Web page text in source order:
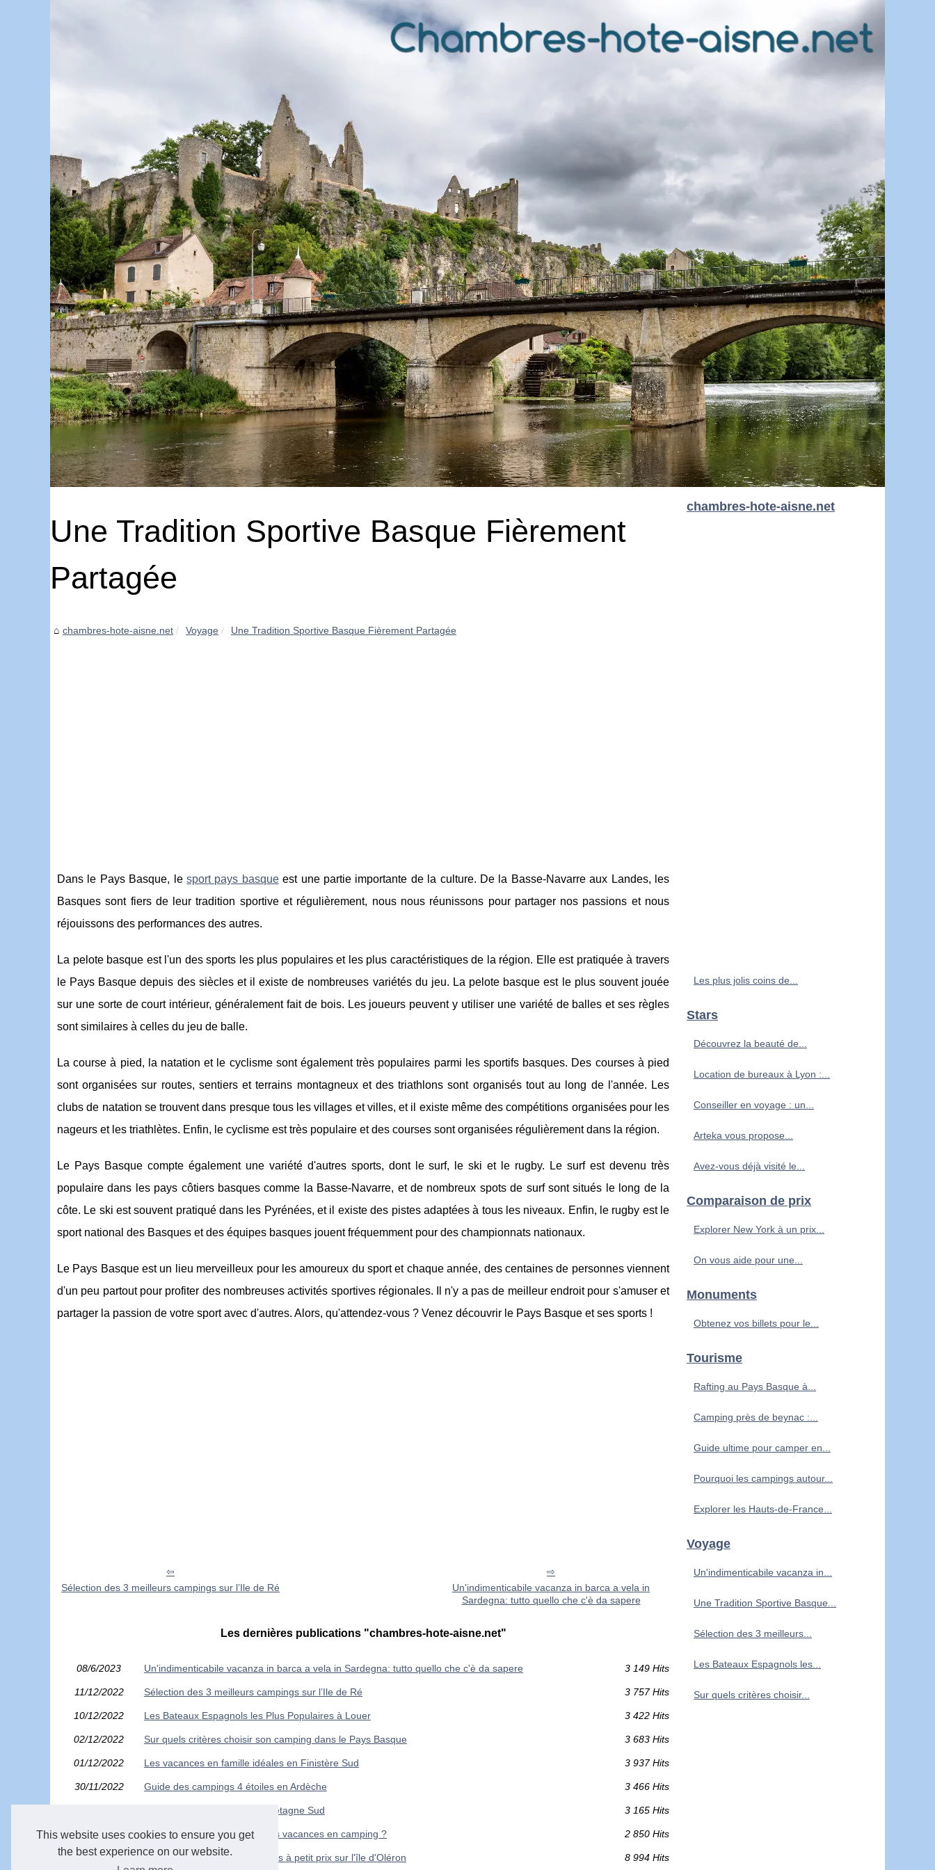
This website uses cookies to ensure you get
the best experience on our website.
Une Tradition Sportive Basque Fièrement
Partagée
chambres-hote-aisne.net Voyage Une Tradition Sportive Basque Fièrement Partagée
Dans le Pays Basque, le sport pays basqueest une partie importante de la culture. De la Basse-Navarre aux Landes, les
Basques sont fiers de leur tradition sportive et régulièrement, nous nous réunissons pour partager nos passions et nous
réjouissons des performances des autres.
La pelote basque est l'un des sports les plus populaires et les plus caractéristiques de la région. Elle est pratiquée à travers
le Pays Basque depuis des siècles et il existe de nombreuses variétés du jeu. La pelote basque est le plus souvent jouée
sur une sorte de court intérieur, généralement fait de bois. Les joueurs peuvent y utiliser une variété de balles et ses règles
sont similaires à celles du jeu de balle.
La course à pied, la natation et le cyclisme sont également très populaires parmi les sportifs basques. Des courses à pied
sont organisées sur routes, sentiers et terrains montagneux et des triathlons sont organisés tout au long de l'année. Les
clubs de natation se trouvent dans presque tous les villages et villes, et il existe même des compétitions organisées pour les
nageurs et les triathlètes. Enfin, le cyclisme est très populaire et des courses sont organisées régulièrement dans la région.
Le Pays Basque compte également une variété d'autres sports, dont le surf, le ski et le rugby. Le surf est devenu très
populaire dans les pays côtiers basques comme la Basse-Navarre, et de nombreux spots de surf sont situés le long de la
côte. Le ski est souvent pratiqué dans les Pyrénées, et il existe des pistes adaptées à tous les niveaux. Enfin, le rugby est le
sport national des Basques et des équipes basques jouent fréquemment pour des championnats nationaux.
Le Pays Basque est un lieu merveilleux pour les amoureux du sport et chaque année, des centaines de personnes viennent
d'un peu partout pour profiter des nombreuses activités sportives régionales. Il n'y a pas de meilleur endroit pour s'amuser et
partager la passion de votre sport avec d'autres. Alors, qu'attendez-vous ? Venez découvrir le Pays Basque et ses sports !
Sélection des 3 meilleurs campings sur l’Ile de Ré
Un'indimenticabile vacanza in barca a vela in
Sardegna: tutto quello che c'è da sapere
Les dernières publications "chambres-hote-aisne.net"
08/6/2023 Un'indimenticabile vacanza in barca a vela in Sardegna: tutto quello che c'è da sapere 3 149 Hits
11/12/2022 Sélection des 3 meilleurs campings sur l’Ile de Ré 3 757 Hits
10/12/2022 Les Bateaux Espagnols les Plus Populaires à Louer 3 422 Hits
02/12/2022 Sur quels critères choisir son camping dans le Pays Basque 3 683 Hits
01/12/2022 Les vacances en famille idéales en Finistère Sud 3 937 Hits
30/11/2022 Guide des campings 4 étoiles en Ardèche 3 466 Hits
Optez pour un camping en Bretagne Sud 3 165 Hits
19/10/2022 Pourquoi choisir Sète pour des vacances en camping ? 2 850 Hits
22/9/2022 Comment passer des vacances à petit prix sur l'île d'Oléron 8 994 Hits
chambres-hote-aisne.net
Les plus jolis coins de...
Stars
Découvrez la beauté de...
Location de bureaux à Lyon :...
Conseiller en voyage : un...
Arteka vous propose...
Avez-vous déjà visité le...
Comparaison de prix
Explorer New York à un prix...
On vous aide pour une...
Monuments
Obtenez vos billets pour le...
Tourisme
Rafting au Pays Basque à...
Camping près de beynac :...
Guide ultime pour camper en...
Pourquoi les campings autour...
Explorer les Hauts-de-France...
Voyage
Un'indimenticabile vacanza in...
Une Tradition Sportive Basque...
Sélection des 3 meilleurs...
Les Bateaux Espagnols les...
Sur quels critères choisir...